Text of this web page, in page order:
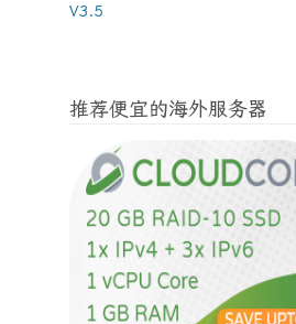
V3.5
推荐便宜的海外服务器